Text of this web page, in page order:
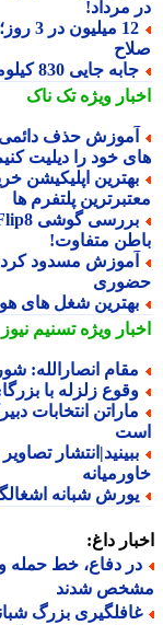
مرداد!
12 میلیون
جایی 830 کیلومتری غیرت به خاطر کانیه وست!
ویژهتک ناک
حذف دائمی
خود را دیلیت کنیم؟
اپلیکیشن
پلتفرم ها
متفاوت!
مسدود کردن
شغل های هوش
ویژهتسنیم نیوز
انصارالله:
زلزله با بزرگای 4.6 در گلباف کرمان
انتخابات
شبانه
داغ:
دفاع، خط حمله و
شدند